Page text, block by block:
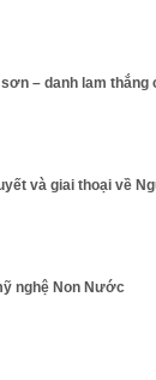
sơn – danh lam
và giai thoại về
nghệ Non Nước